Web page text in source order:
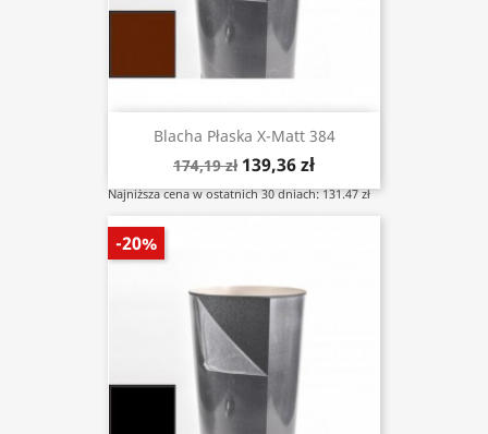
Blacha Płaska X-Matt 384
174,19 zł 139,36 zł
Najniższa cena w ostatnich 30 dniach: 131.47 zł
-20%